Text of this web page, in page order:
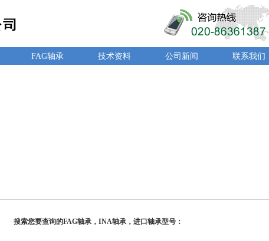
FAG轴承 技术资料 公司新闻 联系我们
搜索您要查询的FAG轴承，INA轴承，进口轴承型号：